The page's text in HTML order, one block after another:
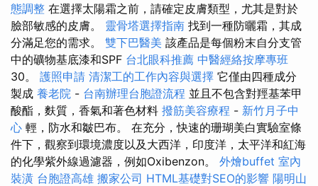
態調整 在選擇太陽霜之前，請確定皮膚類型，尤其是對於
臉部敏感的皮膚。 靈骨塔選擇指南 找到一種防曬霜，其成
分滿足您的需求。 雙下巴醫美 該產品是每個粉末自分支管
中的礦物基底漆和SPF 台北眼科推薦 中醫經絡按摩專班
30。 護照申請 清潔工的工作內容與選擇 它僅由四種成分
製成 養老院 - 台南辦理台胞證流程 並且不包含對羥基苯甲
酸酯，麩質，香氣和著色材料 撥筋美容療程 - 新竹月子中
心 輕，防水和皺巴布。 在充分，快速的珊瑚美白實驗室條
件下，觀察到環境濃度以及大西洋，印度洋，太平洋和紅海
的化學紫外線過濾器，例如Oxibenzon。 外燴buffet 室內
裝潢 台胞證高雄 搬家公司 HTML基礎對SEO的影響 陽明山